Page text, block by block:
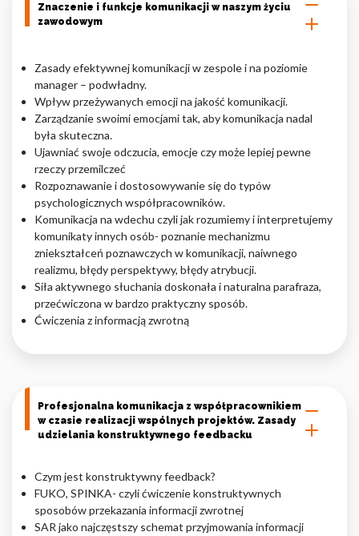
Znaczenie i funkcje komunikacji w naszym życiu
zawodowym
Zasady efektywnej komunikacji w zespole i na poziomie
manager – podwładny.
Wpływ przeżywanych emocji na jakość komunikacji.
Zarządzanie swoimi emocjami tak, aby komunikacja nadal
była skuteczna.
Ujawniać swoje odczucia, emocje czy może lepiej pewne
rzeczy przemilczeć
Rozpoznawanie i dostosowywanie się do typów
psychologicznych współpracowników.
Komunikacja na wdechu czyli jak rozumiemy i interpretujemy
komunikaty innych osób- poznanie mechanizmu
zniekształceń poznawczych w komunikacji, naiwnego
realizmu, błędy perspektywy, błędy atrybucji.
Siła aktywnego słuchania doskonała i naturalna parafraza,
przećwiczona w bardzo praktyczny sposób.
Ćwiczenia z informacją zwrotną
Profesjonalna komunikacja z współpracownikiem
w czasie realizacji wspólnych projektów. Zasady
udzielania konstruktywnego feedbacku
Czym jest konstruktywny feedback?
FUKO, SPINKA- czyli ćwiczenie konstruktywnych
sposobów przekazania informacji zwrotnej
SAR jako najczęstszy schemat przyjmowania informacji
Nieklasyfikowane pliki cookie, to pliki, które są w procesie
Zapisz moje preferencje
Akceptuj wszystko